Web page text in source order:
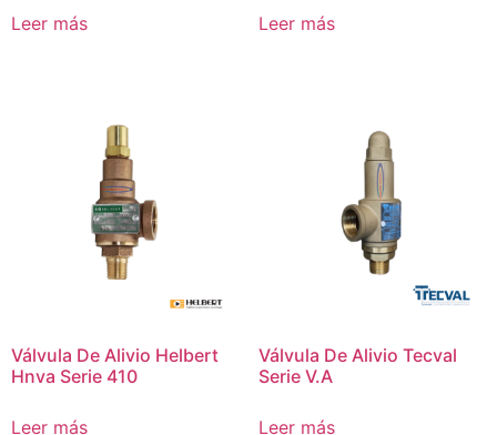
Leer más Leer más
Válvula De Alivio Helbert
Hnva Serie 410
Leer más
Válvula De Alivio Tecval
Serie V.A
Leer más